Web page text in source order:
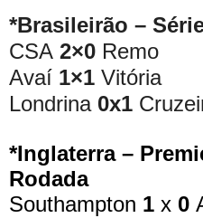
*Brasileirão –
CSA 2×0 Remo
Avaí 1×1 Vitória
Londrina 0x1
*Inglaterra –
Rodada
Southampton 1 x 0